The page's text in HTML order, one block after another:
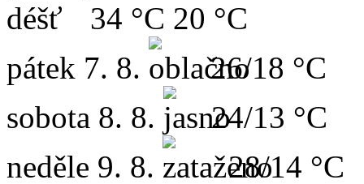
34 °C 20 °C
pátek 7. 8.
26/18 °C
sobota 8. 8.
24/13 °C
neděle 9. 8. 28/14 °C